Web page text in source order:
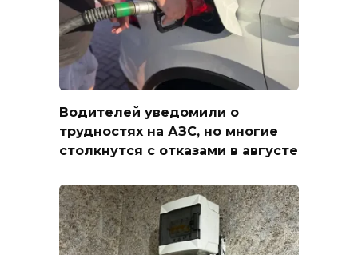
Водителей уведомили о
трудностях на АЗС, но многие
столкнутся с отказами в августе